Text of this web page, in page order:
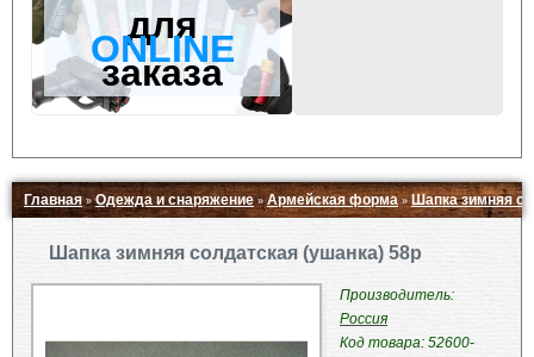
для
ONLINE
заказа
Главная»Одежда и снаряжение » Армейская форма»Шапка зимняя
Шапка зимняя солдатская (ушанка) 58р
Производитель:
Россия
Код товара: 52600-